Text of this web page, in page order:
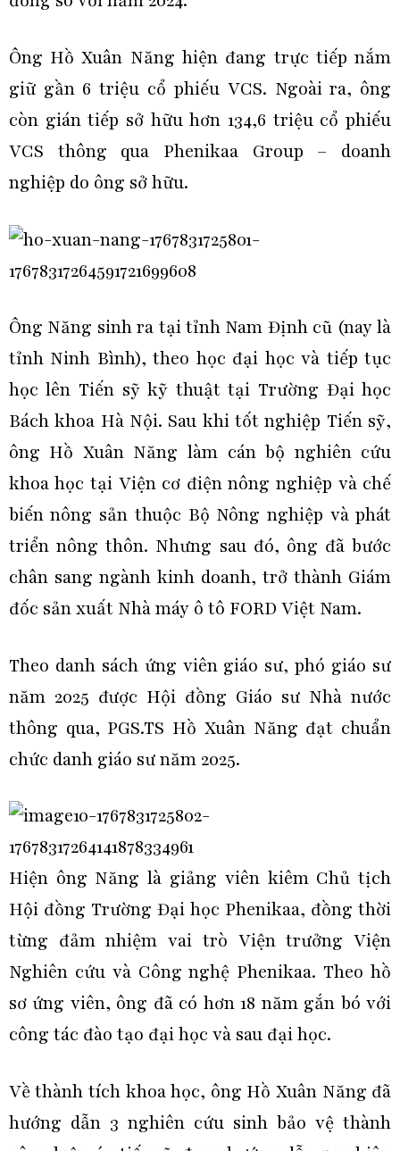
Ông Hồ Xuân Năng hiện đang trực tiếp nắm
giữ gần 6 triệu cổ phiếu VCS. Ngoài ra, ông
còn gián tiếp sở hữu hơn 134,6 triệu cổ phiếu
VCS thông qua Phenikaa Group – doanh
nghiệp do ông sở hữu.
Ông Năng sinh ra tại tỉnh Nam Định cũ (nay là
tỉnh Ninh Bình), theo học đại học và tiếp tục
học lên Tiến sỹ kỹ thuật tại Trường Đại học
Bách khoa Hà Nội. Sau khi tốt nghiệp Tiến sỹ,
ông Hồ Xuân Năng làm cán bộ nghiên cứu
khoa học tại Viện cơ điện nông nghiệp và chế
biến nông sản thuộc Bộ Nông nghiệp và phát
triển nông thôn. Nhưng sau đó, ông đã bước
chân sang ngành kinh doanh, trở thành Giám
đốc sản xuất Nhà máy ô tô FORD Việt Nam.
Theo danh sách ứng viên giáo sư, phó giáo sư
năm 2025 được Hội đồng Giáo sư Nhà nước
thông qua, PGS.TS Hồ Xuân Năng đạt chuẩn
chức danh giáo sư năm 2025.
Hiện ông Năng là giảng viên kiêm Chủ tịch
Hội đồng Trường Đại học Phenikaa, đồng thời
từng đảm nhiệm vai trò Viện trưởng Viện
Nghiên cứu và Công nghệ Phenikaa. Theo hồ
sơ ứng viên, ông đã có hơn 18 năm gắn bó với
công tác đào tạo đại học và sau đại học.
Về thành tích khoa học, ông Hồ Xuân Năng đã
hướng dẫn 3 nghiên cứu sinh bảo vệ thành